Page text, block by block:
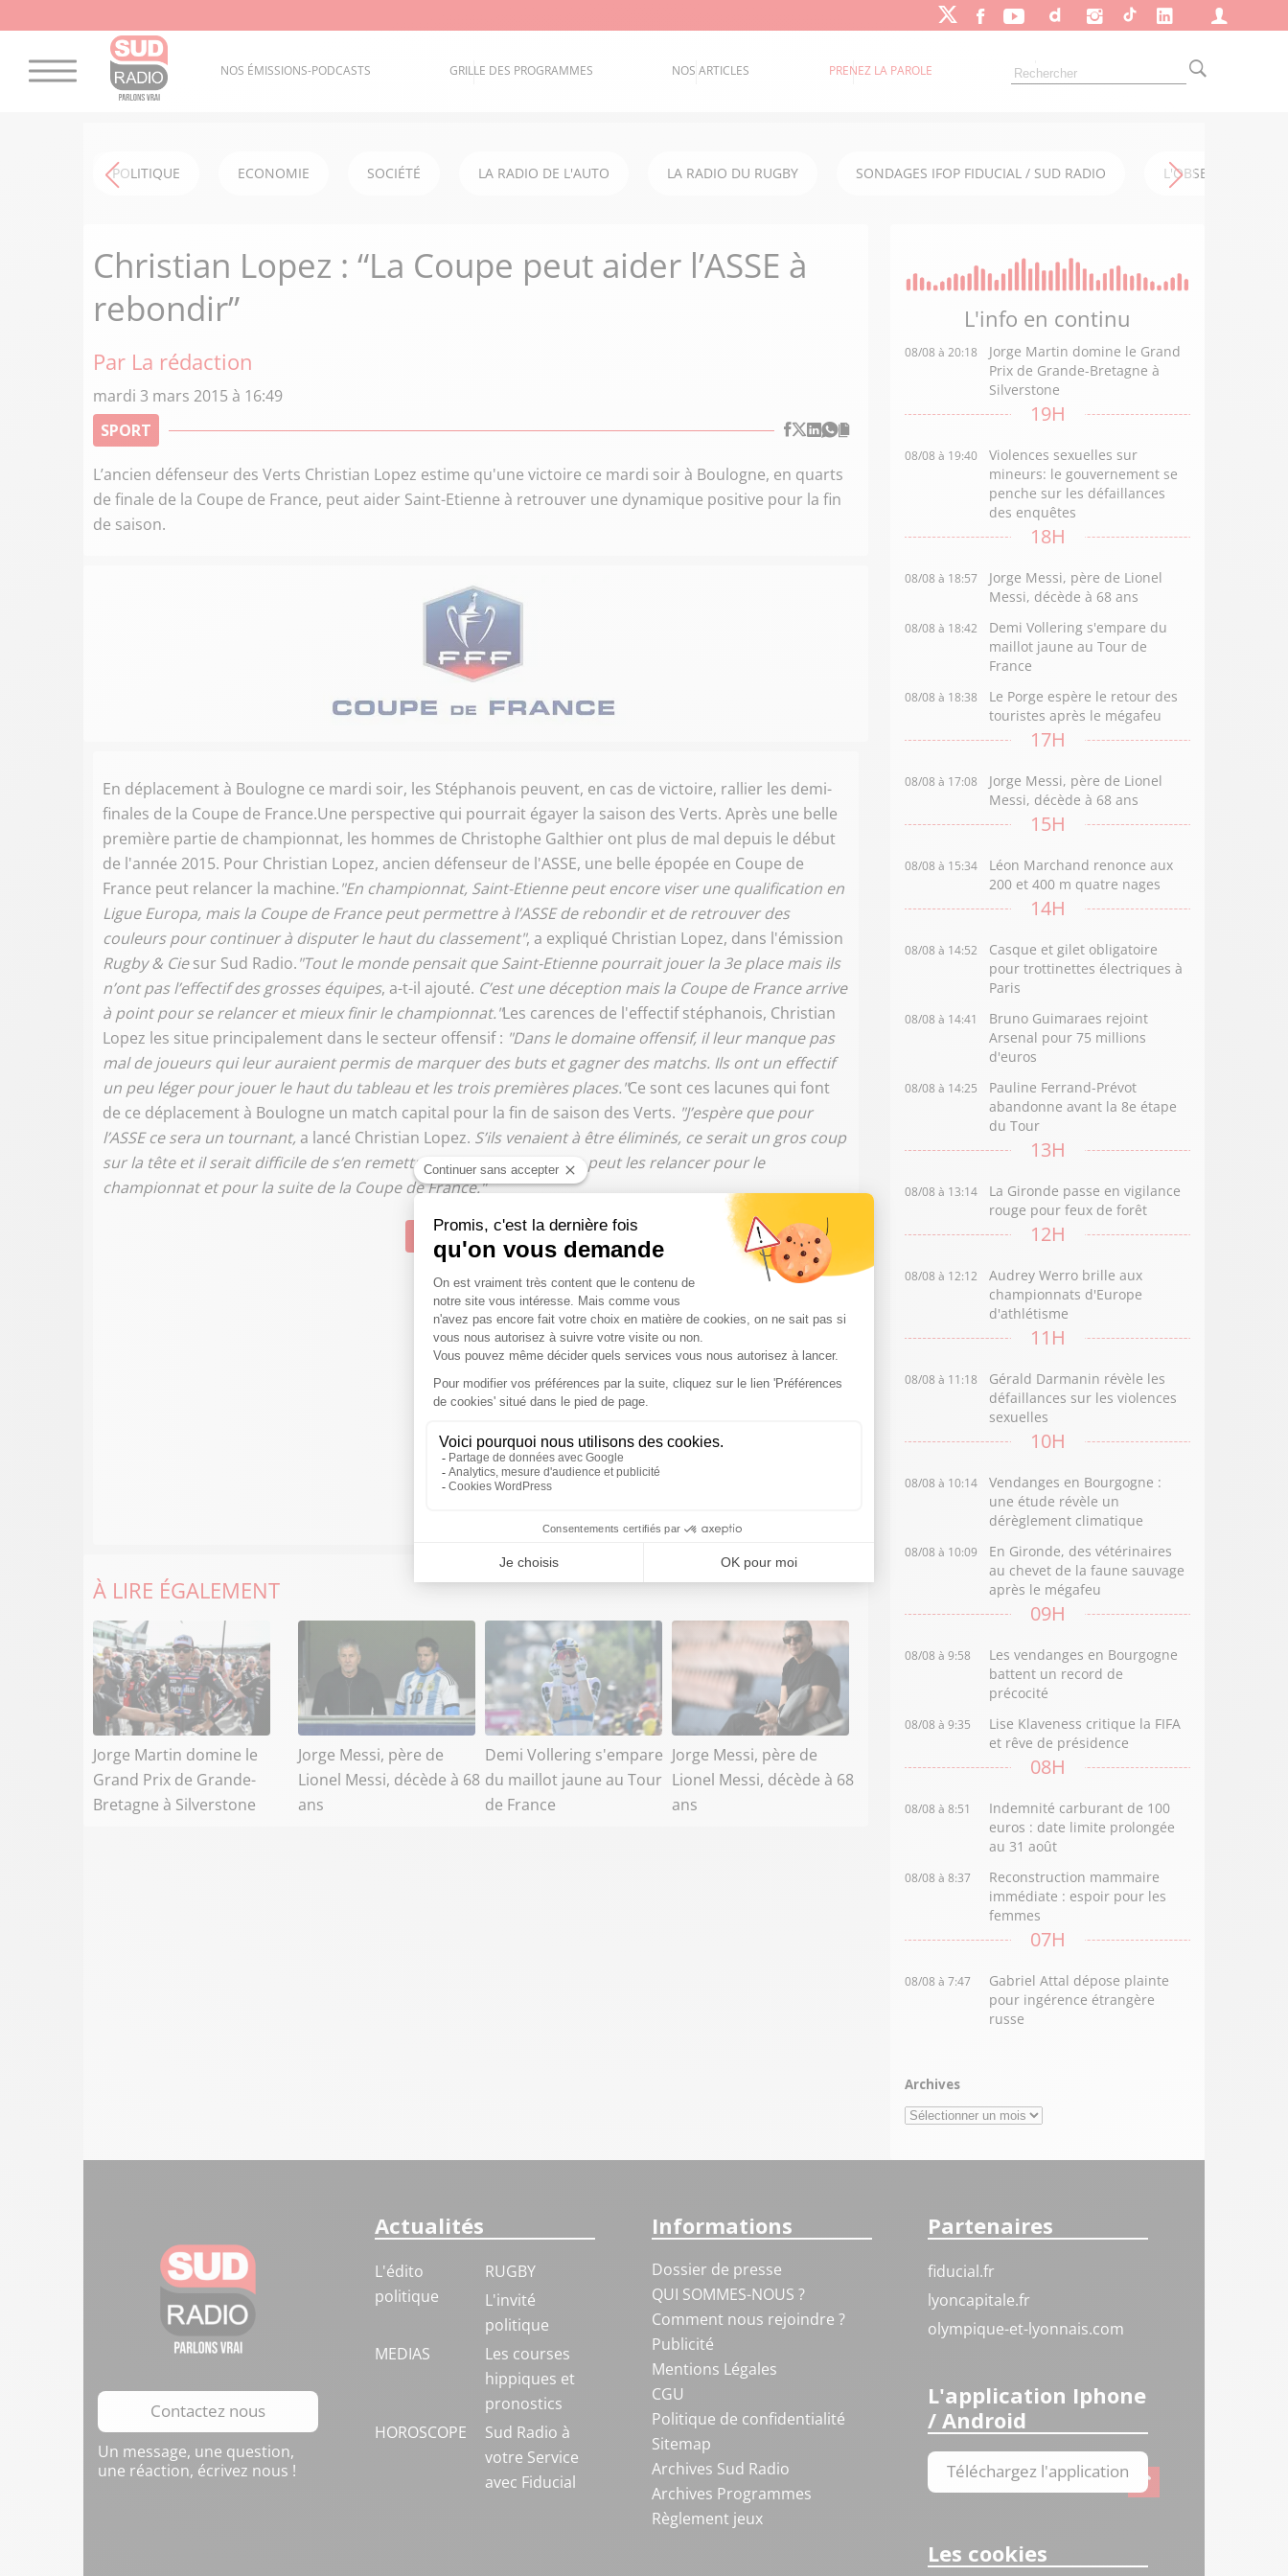
NOS ÉMISSIONS-PODCASTS GRILLE DES PROGRAMMES NOS ARTICLES PRENEZ LA PAROLE
POLITIQUE ECONOMIE SOCIÉTÉ LA RADIO DE L'AUTO LA RADIO DU RUGBY SONDAGES IFOP FIDUCIAL / SUD RADIO L'OBSERVATOIRE
Christian Lopez : “La Coupe peut aider l’ASSE à
rebondir”
Par La rédaction
mardi 3 mars 2015 à 16:49
SPORT
L’ancien défenseur des Verts Christian Lopez estime qu'une victoire ce mardi soir à Boulogne, en quarts
de finale de la Coupe de France, peut aider Saint-Etienne à retrouver une dynamique positive pour la fin
de saison.
En déplacement à Boulogne ce mardi soir, les Stéphanois peuvent, en cas de victoire, rallier les demi-
finales de la Coupe de France.Une perspective qui pourrait égayer la saison des Verts. Après une belle
première partie de championnat, les hommes de Christophe Galthier ont plus de mal depuis le début
de l'année 2015. Pour Christian Lopez, ancien défenseur de l'ASSE, une belle épopée en Coupe de
France peut relancer la machine."En championnat, Saint-Etienne peut encore viser une qualification en
Ligue Europa, mais la Coupe de France peut permettre à l’ASSE de rebondir et de retrouver des
couleurs pour continuer à disputer le haut du classement", a expliqué Christian Lopez, dans l'émission
Rugby & Ciesur Sud Radio."Tout le monde pensait que Saint-Etienne pourrait jouer la 3e place mais ils
n’ont pas l’effectif des grosses équipes, a-t-il ajouté. C’est une déception mais la Coupe de France arrive
à point pour se relancer et mieux finir le championnat."Les carences de l'effectif stéphanois, Christian
Lopez les situe principalement dans le secteur offensif : "Dans le domaine offensif, il leur manque pas
mal de joueurs qui leur auraient permis de marquer des buts et gagner des matchs. Ils ont un effectif
un peu léger pour jouer le haut du tableau et les trois premières places."Ce sont ces lacunes qui font
de ce déplacement à Boulogne un match capital pour la fin de saison des Verts. "J’espère que pour
l’ASSE ce sera un tournant, a lancé Christian Lopez. S’ils venaient à être éliminés, ce serait un gros coup
sur la tête et il serait difficile de s’en remettre. Mais, en gagnant, ça peut les relancer pour le
championnat et pour la suite de la Coupe de France."
Suivre Sud Radio
À LIRE ÉGALEMENT
Jorge Martin domine le
Grand Prix de Grande-
Bretagne à Silverstone
Jorge Messi, père de
Lionel Messi, décède à 68
ans
Demi Vollering s'empare
du maillot jaune au Tour
de France
Jorge Messi, père de
Lionel Messi, décède à 68
ans
L'info en continu
08/08 à 20:18
Jorge Martin domine le Grand
Prix de Grande-Bretagne à
Silverstone
19H
08/08 à 19:40
Violences sexuelles sur
mineurs: le gouvernement se
penche sur les défaillances
des enquêtes
18H
08/08 à 18:57
Jorge Messi, père de Lionel
Messi, décède à 68 ans
08/08 à 18:42
Demi Vollering s'empare du
maillot jaune au Tour de
France
08/08 à 18:38
Le Porge espère le retour des
touristes après le mégafeu
17H
08/08 à 17:08
Jorge Messi, père de Lionel
Messi, décède à 68 ans
15H
08/08 à 15:34
Léon Marchand renonce aux
200 et 400 m quatre nages
14H
08/08 à 14:52
Casque et gilet obligatoire
pour trottinettes électriques à
Paris
08/08 à 14:41
Bruno Guimaraes rejoint
Arsenal pour 75 millions
d'euros
08/08 à 14:25
Pauline Ferrand-Prévot
abandonne avant la 8e étape
du Tour
13H
08/08 à 13:14
La Gironde passe en vigilance
rouge pour feux de forêt
12H
08/08 à 12:12
Audrey Werro brille aux
championnats d'Europe
d'athlétisme
11H
08/08 à 11:18
Gérald Darmanin révèle les
défaillances sur les violences
sexuelles
10H
08/08 à 10:14
Vendanges en Bourgogne :
une étude révèle un
dérèglement climatique
08/08 à 10:09
En Gironde, des vétérinaires
au chevet de la faune sauvage
après le mégafeu
09H
08/08 à 9:58
Les vendanges en Bourgogne
battent un record de
précocité
08/08 à 9:35
Lise Klaveness critique la FIFA
et rêve de présidence
08H
08/08 à 8:51
Indemnité carburant de 100
euros : date limite prolongée
au 31 août
08/08 à 8:37
Reconstruction mammaire
immédiate : espoir pour les
femmes
07H
08/08 à 7:47
Gabriel Attal dépose plainte
pour ingérence étrangère
russe
Archives
Archives
Contactez nous
Un message, une question,
une réaction, écrivez nous !
Actualités
L'édito
politique
RUGBY
L'invité
politique
MEDIAS
Les courses
hippiques et
pronostics
HOROSCOPE
Sud Radio à
votre Service
avec Fiducial
Informations
Dossier de presse
QUI SOMMES-NOUS ?
Comment nous rejoindre ?
Publicité
Mentions Légales
CGU
Politique de confidentialité
Sitemap
Archives Sud Radio
Archives Programmes
Règlement jeux
Partenaires
fiducial.fr
lyoncapitale.fr
olympique-et-lyonnais.com
L'application Iphone
/ Android
Téléchargez l'application
Les cookies